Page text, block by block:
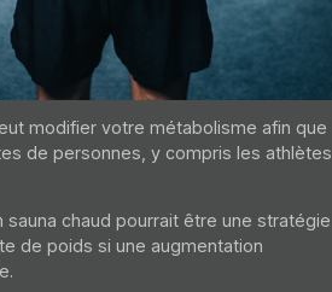
graisseuses brunes, mais ont
corporelle.
modifier votre métabolisme afin que
de personnes, y compris les athlètes
chaud pourrait être une stratégie
de poids si une augmentation